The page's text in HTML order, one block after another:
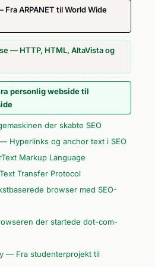
ARPANET til World Wide
— HTTP, HTML, AltaVista og
personlig webside til
der skabte SEO
Hyperlinks og anchor text i SEO
Markup Language
Transfer Protocol
browser med SEO-
der startede dot-com-
— Fra studenterprojekt til